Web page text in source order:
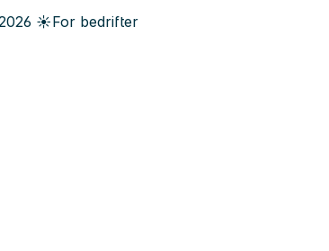
☀️For bedrifter